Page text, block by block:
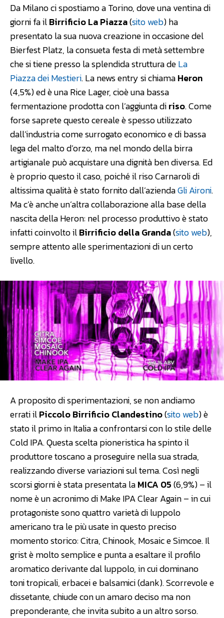
Da Milano ci spostiamo a Torino, dove una ventina di
giorni fa ilBirrificio La Piazza(sito web) ha
presentato la sua nuova creazione in occasione del
Bierfest Platz, la consueta festa di metà settembre
che si tiene presso la splendida struttura deLa
Piazza dei Mestieri. La news entry si chiamaHeron
(4,5%) ed è una Rice Lager, cioè una bassa
fermentazione prodotta con l’aggiunta diriso. Come
forse saprete questo cereale è spesso utilizzato
dall’industria come surrogato economico e di bassa
lega del malto d’orzo, ma nel mondo della birra
artigianale può acquistare una dignità ben diversa. Ed
è proprio questo il caso, poiché il riso Carnaroli di
altissima qualità è stato fornito dall’aziendaGli Aironi.
Ma c’è anche un’altra collaborazione alla base della
nascita della Heron: nel processo produttivo è stato
infatti coinvolto ilBirrificio della Granda(sito web),
sempre attento alle sperimentazioni di un certo
livello.
A proposito di sperimentazioni, se non andiamo
errati ilPiccolo Birrificio Clandestino(sito web) è
stato il primo in Italia a confrontarsi con lo stile delle
Cold IPA. Questa scelta pioneristica ha spinto il
produttore toscano a proseguire nella sua strada,
realizzando diverse variazioni sul tema. Così negli
scorsi giorni è stata presentata laMICA 05(6,9%) – il
nome è un acronimo di Make IPA Clear Again – in cui
protagoniste sono quattro varietà di luppolo
americano tra le più usate in questo preciso
momento storico: Citra, Chinook, Mosaic e Simcoe. Il
grist è molto semplice e punta a esaltare il profilo
aromatico derivante dal luppolo, in cui dominano
toni tropicali, erbacei e balsamici (dank). Scorrevole e
dissetante, chiude con un amaro deciso ma non
preponderante, che invita subito a un altro sorso.